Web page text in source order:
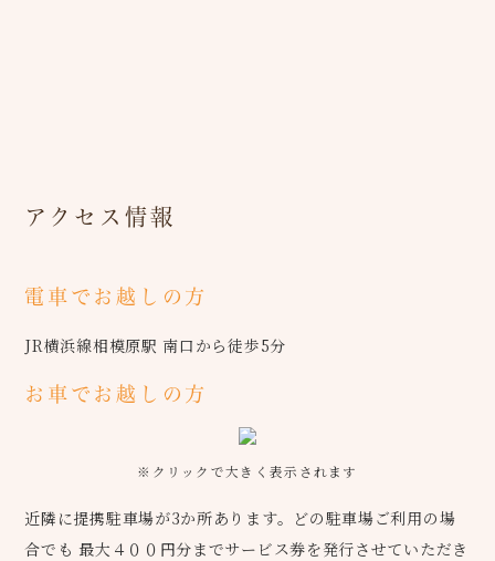
アクセス情報
電車でお越しの方
JR横浜線相模原駅 南口から徒歩5分
お車でお越しの方
※クリックで大きく表示されます
近隣に提携駐車場が3か所あります。どの駐車場ご利用の場
合でも 最大４００円分までサービス券を発行させていただき